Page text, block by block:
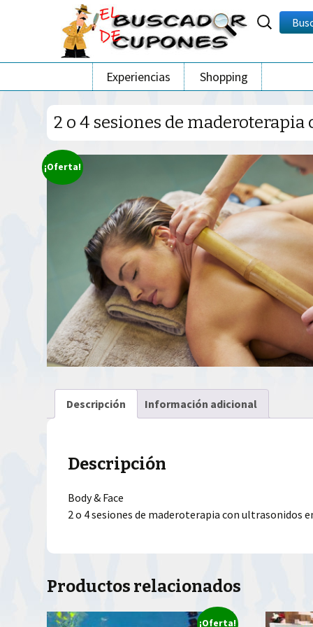
Buscar
por:
Ir
al
contenido
Experiencias Shopping
2 o 4 sesiones de
¡Oferta!
Descripción Información adicional
Descripción
Body & Face
2 o 4 sesiones de maderoterapia con ultrasonidos
Productos relacionados
¡Oferta!